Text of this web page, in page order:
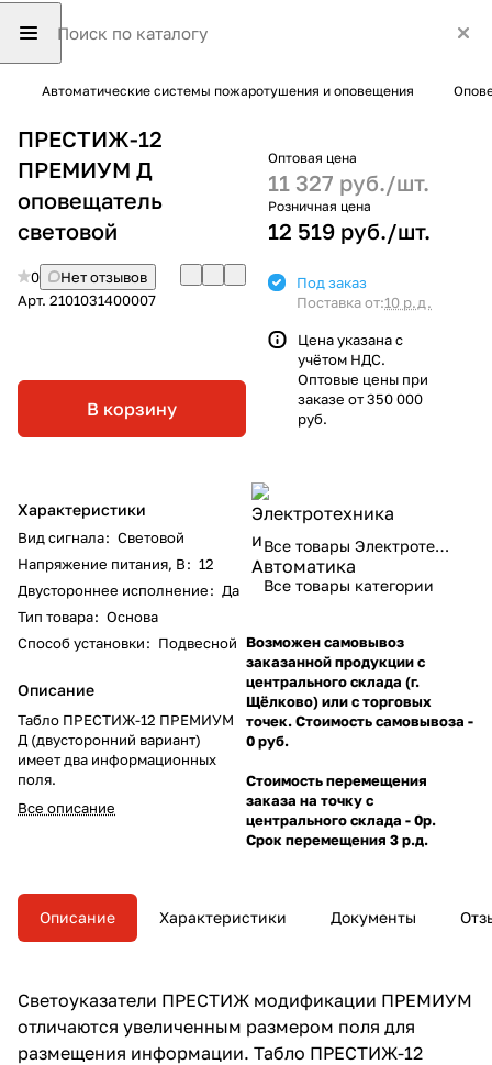
Автоматические системы пожаротушения и оповещения
ПРЕСТИЖ-12
ПРЕМИУМ Д
оповещатель
световой
0
Нет отзывов
Арт. 2101031400007
В корзину
Характеристики
Вид сигнала: Световой
Напряжение питания, В: 12
Двустороннее исполнение: Да
Тип товара: Основа
Способ установки: Подвесной
Описание
Табло ПРЕСТИЖ-12 ПРЕМИУМ
Д (двусторонний вариант)
имеет два информационных
поля.
Все описание
Оптовая цена
11 327 руб./шт.
Розничная цена
12 519 руб./шт.
Под заказ
Поставка от:10 р.д.
Цена указана с
учётом НДС.
Оптовые цены при
заказе от 350 000
руб.
Все товары Электротехника и Автоматика
Все товары категории
Возможен самовывоз
заказанной продукции с
центрального склада (г.
Щёлково) или с торговых
точек. Стоимость самовывоза -
0 руб.
Стоимость перемещения
заказа на точку с
центрального склада - 0р.
Срок перемещения 3 р.д.
Описание Характеристики Документы
Светоуказатели ПРЕСТИЖ модификации ПРЕМИУМ
отличаются увеличенным размером поля для
размещения информации. Табло ПРЕСТИЖ-12